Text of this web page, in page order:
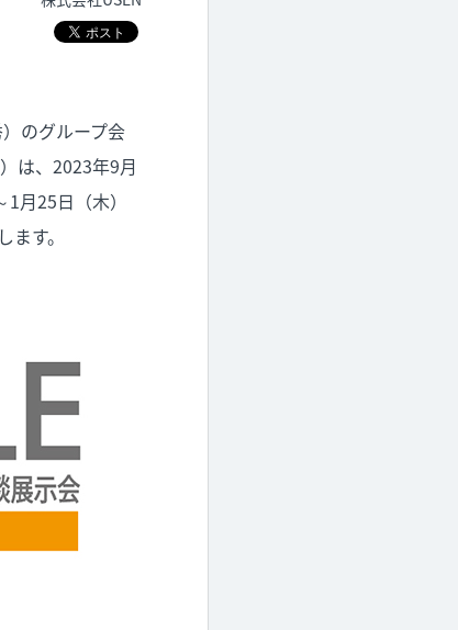
のグループ会
は、2023年9月
月25日（木）
す。